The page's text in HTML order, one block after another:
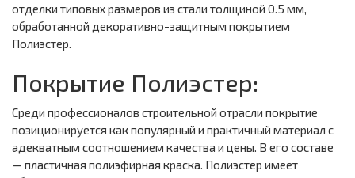
отделки типовых размеров из стали толщиной 0.5 мм,
обработанной декоративно-защитным покрытием
Полиэстер.
Покрытие Полиэстер:
Среди профессионалов строительной отрасли покрытие
позиционируется как популярный и практичный материал с
адекватным соотношением качества и цены. В его составе
— пластичная полиэфирная краска. Полиэстер имеет